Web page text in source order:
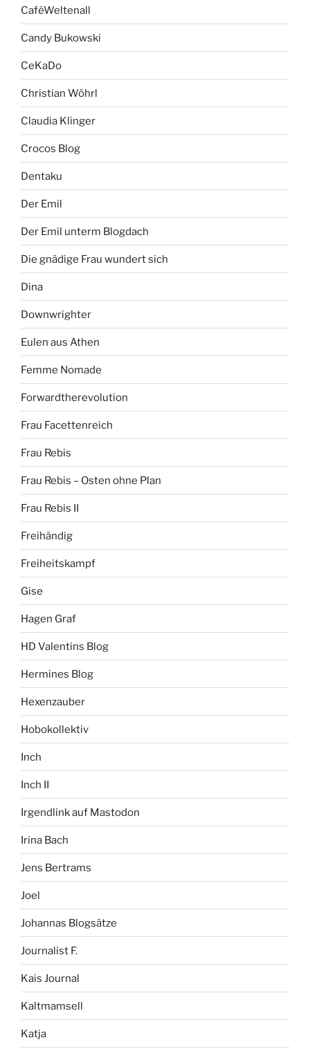
CaféWeltenall
Candy Bukowski
CeKaDo
Christian Wöhrl
Claudia Klinger
Crocos Blog
Dentaku
Der Emil
Der Emil unterm Blogdach
Die gnädige Frau wundert sich
Dina
Downwrighter
Eulen aus Athen
Femme Nomade
Forwardtherevolution
Frau Facettenreich
Frau Rebis
Frau Rebis – Osten ohne Plan
Frau Rebis II
Freihändig
Freiheitskampf
Gise
Hagen Graf
HD Valentins Blog
Hermines Blog
Hexenzauber
Hobokollektiv
Inch
Inch II
Irgendlink auf Mastodon
Irina Bach
Jens Bertrams
Joel
Johannas Blogsätze
Journalist F.
Kais Journal
Kaltmamsell
Katja